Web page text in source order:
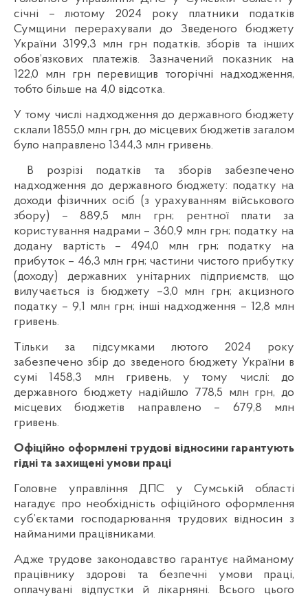
січні – лютому 2024 року платники податків
Сумщини перерахували до Зведеного бюджету
України 3199,3 млн грн податків, зборів та інших
обов’язкових платежів. Зазначений показник на
122,0 млн грн перевищив тогорічні надходження,
тобто більше на 4,0 відсотка.
У тому числі надходження до державного бюджету
склали 1855,0 млн грн, до місцевих бюджетів загалом
було направлено 1344,3 млн гривень.
В розрізі податків та зборів забезпечено
надходження до державного бюджету: податку на
доходи фізичних осіб (з урахуванням військового
збору) – 889,5 млн грн; рентної плати за
користування надрами – 360,9 млн грн; податку на
додану вартість – 494,0 млн грн; податку на
прибуток – 46,3 млн грн; частини чистого прибутку
(доходу) державних унітарних підприємств, що
вилучається із бюджету –3,0 млн грн; акцизного
податку – 9,1 млн грн; інші надходження – 12,8 млн
гривень.
Тільки за підсумками лютого 2024 року
забезпечено збір до зведеного бюджету України в
сумі 1458,3 млн гривень, у тому числі: до
державного бюджету надійшло 778,5 млн грн, до
місцевих бюджетів направлено – 679,8 млн
гривень.
Офіційно оформлені трудові відносини гарантують
гідні та захищені умови праці
Головне управління ДПС у Сумській області
нагадує про необхідність офіційного оформлення
суб’єктами господарювання трудових відносин з
найманими працівниками.
Адже трудове законодавство гарантує найманому
працівнику здорові та безпечні умови праці,
оплачувані відпустки й лікарняні. Всього цього